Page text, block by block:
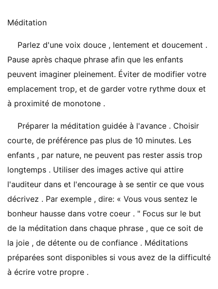
Méditation
Parlez d'une voix douce , lentement et doucement .
Pause après chaque phrase afin que les enfants
peuvent imaginer pleinement. Éviter de modifier votre
emplacement trop, et de garder votre rythme doux et
à proximité de monotone .
Préparer la méditation guidée à l'avance . Choisir
courte, de préférence pas plus de 10 minutes. Les
enfants , par nature, ne peuvent pas rester assis trop
longtemps . Utiliser des images active qui attire
l'auditeur dans et l'encourage à se sentir ce que vous
décrivez . Par exemple , dire: « Vous vous sentez le
bonheur hausse dans votre coeur . " Focus sur le but
de la méditation dans chaque phrase , que ce soit de
la joie , de détente ou de confiance . Méditations
préparées sont disponibles si vous avez de la difficulté
à écrire votre propre .